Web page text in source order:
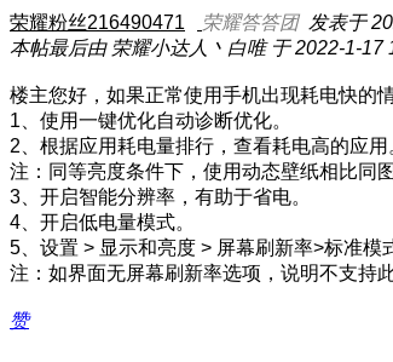
荣耀粉丝216490471 荣耀答答团 发表于
本帖最后由 荣耀小达人丶白唯 于 2022-1-17
楼主您好，如果正常使用手机出现耗电快的
1、使用一键优化自动诊断优化。
2、根据应用耗电量排行，查看耗电高的应用
注：同等亮度条件下，使用动态壁纸相比同
3、开启智能分辨率，有助于省电。
4、开启低电量模式。
5、设置 > 显示和亮度 > 屏幕刷新率>标准模
注：如界面无屏幕刷新率选项，说明不支持
赞